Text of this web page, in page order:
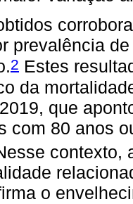
prevalência
2 Estes
da
que
com 80 anos
contexto,
o